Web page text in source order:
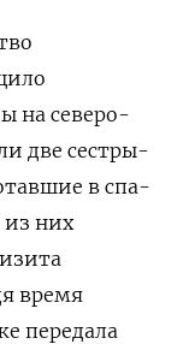
на северо-
две сестры-
в спа-
из них
время
передала